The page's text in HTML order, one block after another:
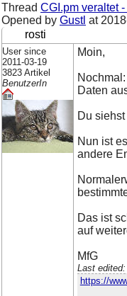
Thread CGI.pm veraltet
Opened by Gustl at
rosti
User since
2011-03-19
3823 Artikel
BenutzerIn
Moin,
Daten
Du
Nun ist
andere
Das ist
auf
MfG
Last
https://